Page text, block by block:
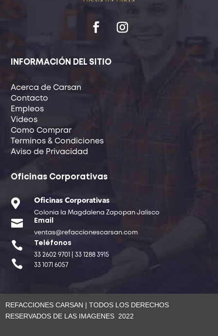
INFORMACIÓN DEL SITIO
Acerca de Carsan
Contacto
Empleos
Videos
Como Comprar
Terminos & Condiciones
Aviso de Privacidad
Oficinas Corporativas
 Oficinas Corporativas
Colonia la Magdalena Zapopan Jalisco
 Email
ventas@refaccionescarsan.com
 Teléfonos
33 2602 9701 | 33 1288 3915
 33 1071 6057
REFACCIONES CARSAN | TODOS LOS DERECHOS
RESERVADOS DE LAS IMAGENES 2022